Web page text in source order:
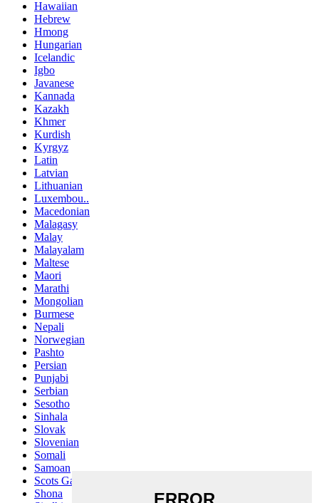
Hawaiian
Hebrew
Hmong
Hungarian
Icelandic
Igbo
Javanese
Kannada
Kazakh
Khmer
Kurdish
Kyrgyz
Latin
Latvian
Lithuanian
Luxembou..
Macedonian
Malagasy
Malay
Malayalam
Maltese
Maori
Marathi
Mongolian
Burmese
Nepali
Norwegian
Pashto
Persian
Punjabi
Serbian
Sesotho
Sinhala
Slovak
Slovenian
Somali
Samoan
Scots Gaelic
Shona